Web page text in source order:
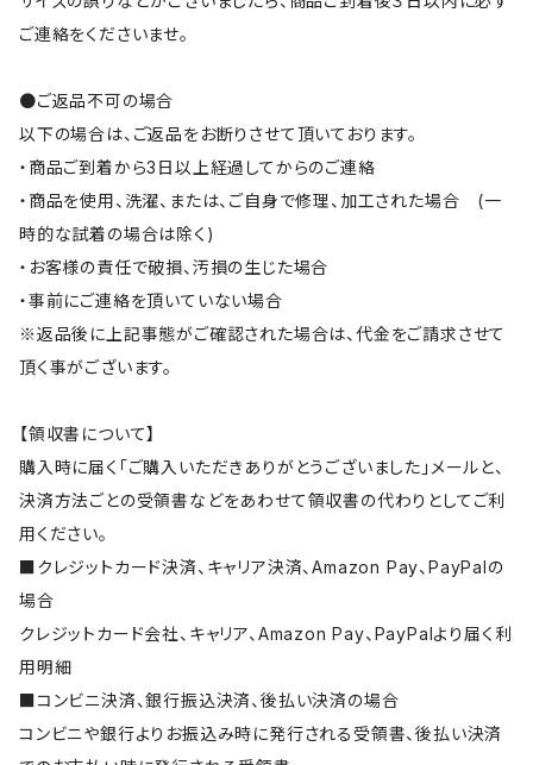
ご連絡をくださいませ。
●ご返品不可の場合
以下の場合は、ご返品をお断りさせて頂いております。
・商品ご到着から3日以上経過してからのご連絡
・商品を使用、洗濯、または、ご自身で修理、加工された場合 (一
時的な試着の場合は除く)
・お客様の責任で破損、汚損の生じた場合
・事前にご連絡を頂いていない場合
※返品後に上記事態がご確認された場合は、代金をご請求させて
頂く事がございます。
【領収書について】
購入時に届く「ご購入いただきありがとうございました」メールと、
決済方法ごとの受領書などをあわせて領収書の代わりとしてご利
用ください。
■クレジットカード決済、キャリア決済、Amazon Pay、PayPalの
場合
クレジットカード会社、キャリア、Amazon Pay、PayPalより届く利
用明細
■コンビニ決済、銀行振込決済、後払い決済の場合
コンビニや銀行よりお振込み時に発行される受領書、後払い決済